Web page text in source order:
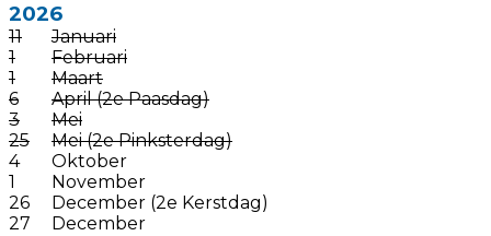
2026
11
Januari
1
Februari
1
Maart
6
April (2e Paasdag)
3
Mei
25
Mei (2e Pinksterdag)
4
Oktober
1
November
26
December (2e Kerstdag)
27
December